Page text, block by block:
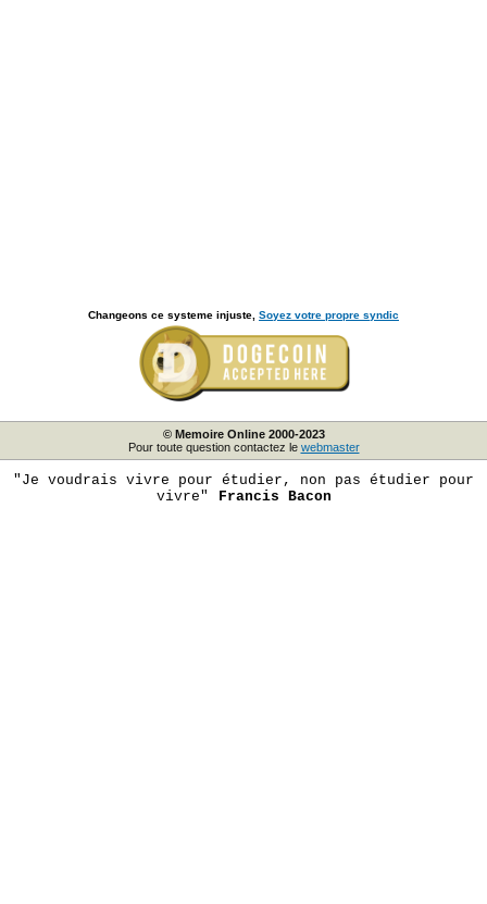
Changeons ce systeme injuste, Soyez votre propre syndic
© Memoire Online 2000-2023
Pour toute question contactez le webmaster
"Je voudrais vivre pour étudier, non pas étudier pour
vivre"
Francis Bacon